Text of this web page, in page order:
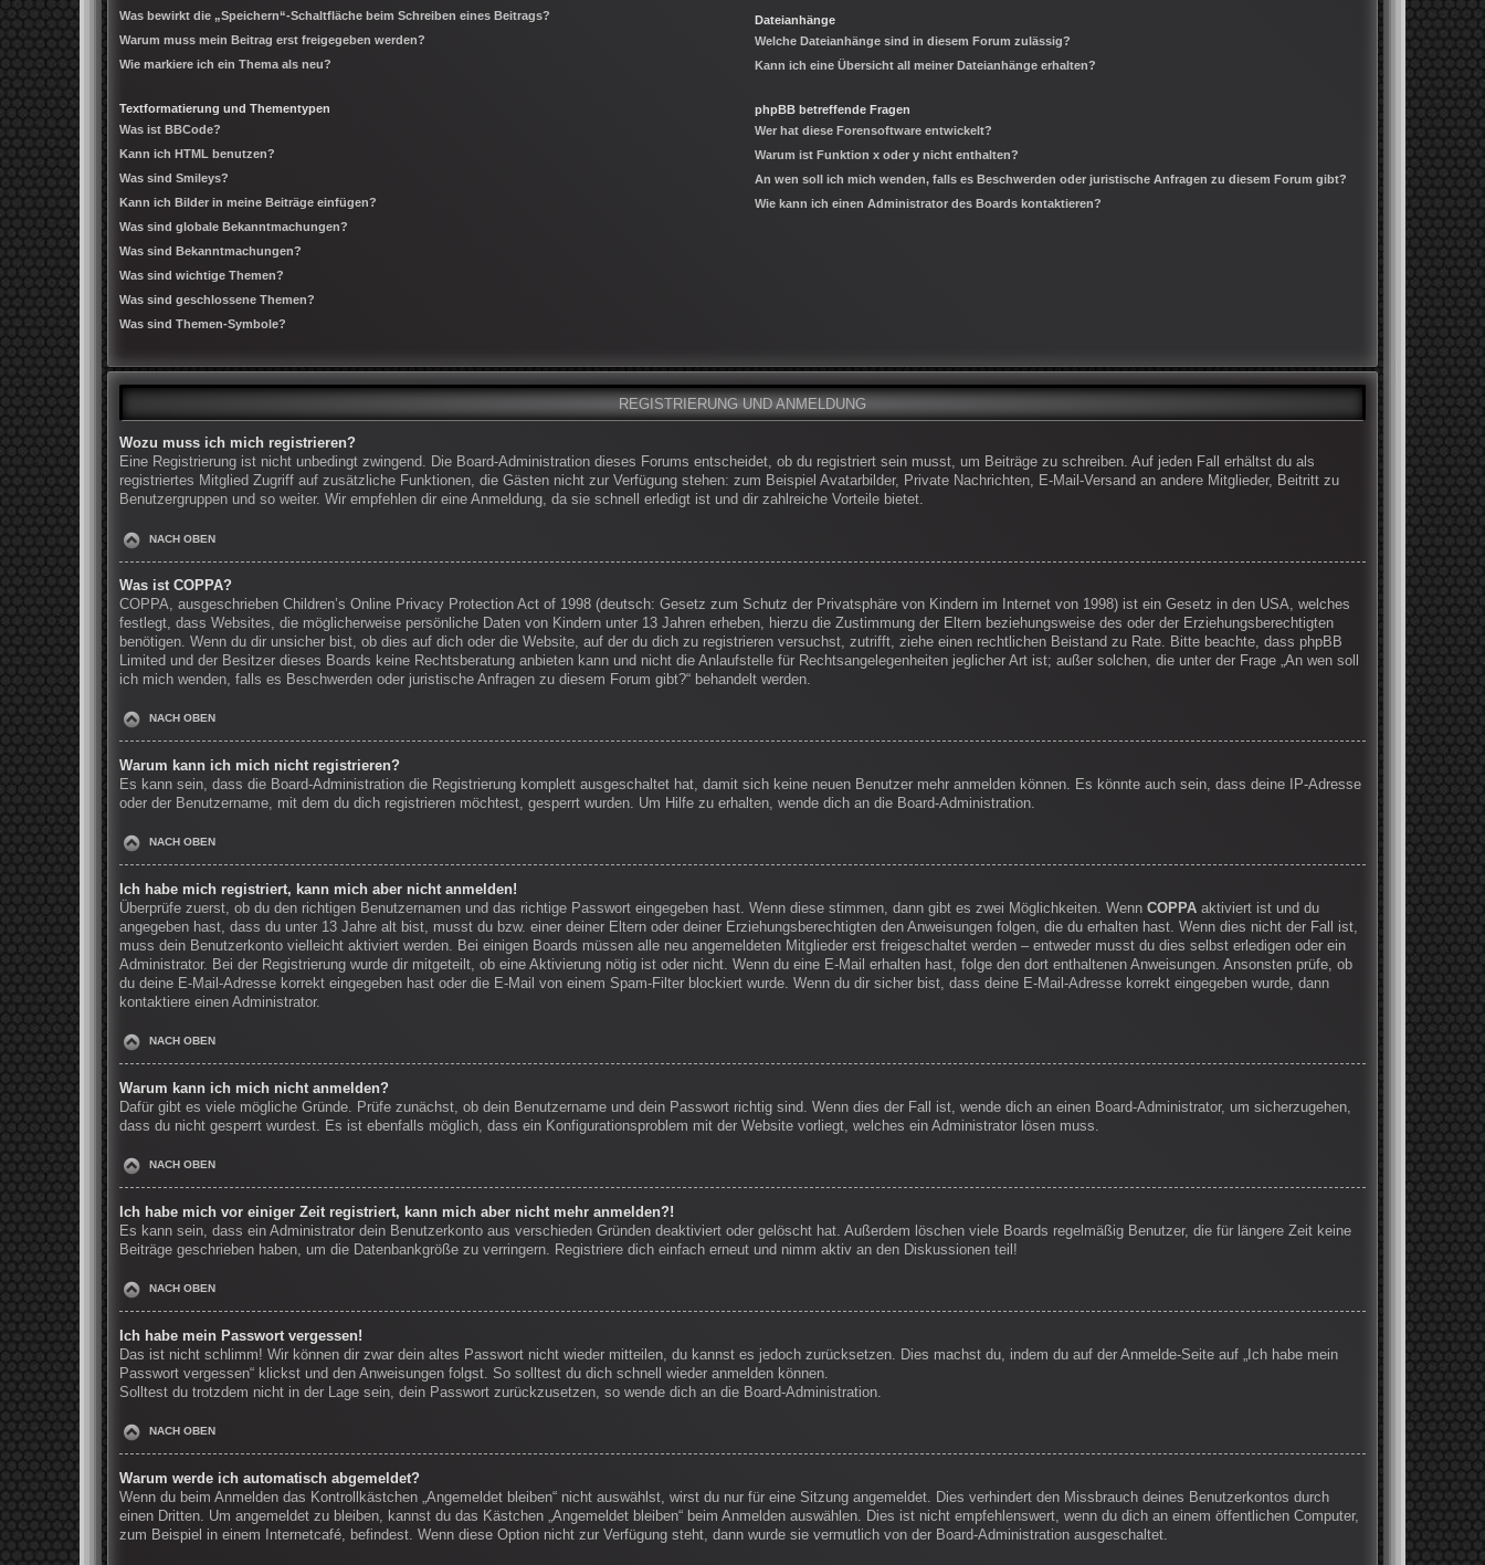
Was bewirkt die „Speichern“-Schaltfläche beim Schreiben eines Beitrags?
Warum muss mein Beitrag erst freigegeben werden?
Wie markiere ich ein Thema als neu?
Textformatierung und Thementypen
Was ist BBCode?
Kann ich HTML benutzen?
Was sind Smileys?
Kann ich Bilder in meine Beiträge einfügen?
Was sind globale Bekanntmachungen?
Was sind Bekanntmachungen?
Was sind wichtige Themen?
Was sind geschlossene Themen?
Was sind Themen-Symbole?
Dateianhänge
Welche Dateianhänge sind in diesem Forum zulässig?
Kann ich eine Übersicht all meiner Dateianhänge erhalten?
phpBB betreffende Fragen
Wer hat diese Forensoftware entwickelt?
Warum ist Funktion x oder y nicht enthalten?
An wen soll ich mich wenden, falls es Beschwerden oder juristische Anfragen zu diesem Forum gibt?
Wie kann ich einen Administrator des Boards kontaktieren?
REGISTRIERUNG UND ANMELDUNG
Wozu muss ich mich registrieren?
Eine Registrierung ist nicht unbedingt zwingend. Die Board-Administration dieses Forums entscheidet, ob du registriert sein musst, um Beiträge zu schreiben. Auf jeden Fall erhältst du als
registriertes Mitglied Zugriff auf zusätzliche Funktionen, die Gästen nicht zur Verfügung stehen: zum Beispiel Avatarbilder, Private Nachrichten, E-Mail-Versand an andere Mitglieder, Beitritt zu
Benutzergruppen und so weiter. Wir empfehlen dir eine Anmeldung, da sie schnell erledigt ist und dir zahlreiche Vorteile bietet.
NACH OBEN
Was ist COPPA?
COPPA, ausgeschrieben Children’s Online Privacy Protection Act of 1998 (deutsch: Gesetz zum Schutz der Privatsphäre von Kindern im Internet von 1998) ist ein Gesetz in den USA, welches
festlegt, dass Websites, die möglicherweise persönliche Daten von Kindern unter 13 Jahren erheben, hierzu die Zustimmung der Eltern beziehungsweise des oder der Erziehungsberechtigten
benötigen. Wenn du dir unsicher bist, ob dies auf dich oder die Website, auf der du dich zu registrieren versuchst, zutrifft, ziehe einen rechtlichen Beistand zu Rate. Bitte beachte, dass phpBB
Limited und der Besitzer dieses Boards keine Rechtsberatung anbieten kann und nicht die Anlaufstelle für Rechtsangelegenheiten jeglicher Art ist; außer solchen, die unter der Frage „An wen soll
ich mich wenden, falls es Beschwerden oder juristische Anfragen zu diesem Forum gibt?“ behandelt werden.
NACH OBEN
Warum kann ich mich nicht registrieren?
Es kann sein, dass die Board-Administration die Registrierung komplett ausgeschaltet hat, damit sich keine neuen Benutzer mehr anmelden können. Es könnte auch sein, dass deine IP-Adresse
oder der Benutzername, mit dem du dich registrieren möchtest, gesperrt wurden. Um Hilfe zu erhalten, wende dich an die Board-Administration.
NACH OBEN
Ich habe mich registriert, kann mich aber nicht anmelden!
Überprüfe zuerst, ob du den richtigen Benutzernamen und das richtige Passwort eingegeben hast. Wenn diese stimmen, dann gibt es zwei Möglichkeiten. Wenn COPPA aktiviert ist und du
angegeben hast, dass du unter 13 Jahre alt bist, musst du bzw. einer deiner Eltern oder deiner Erziehungsberechtigten den Anweisungen folgen, die du erhalten hast. Wenn dies nicht der Fall ist,
muss dein Benutzerkonto vielleicht aktiviert werden. Bei einigen Boards müssen alle neu angemeldeten Mitglieder erst freigeschaltet werden – entweder musst du dies selbst erledigen oder ein
Administrator. Bei der Registrierung wurde dir mitgeteilt, ob eine Aktivierung nötig ist oder nicht. Wenn du eine E-Mail erhalten hast, folge den dort enthaltenen Anweisungen. Ansonsten prüfe, ob
du deine E-Mail-Adresse korrekt eingegeben hast oder die E-Mail von einem Spam-Filter blockiert wurde. Wenn du dir sicher bist, dass deine E-Mail-Adresse korrekt eingegeben wurde, dann
kontaktiere einen Administrator.
NACH OBEN
Warum kann ich mich nicht anmelden?
Dafür gibt es viele mögliche Gründe. Prüfe zunächst, ob dein Benutzername und dein Passwort richtig sind. Wenn dies der Fall ist, wende dich an einen Board-Administrator, um sicherzugehen,
dass du nicht gesperrt wurdest. Es ist ebenfalls möglich, dass ein Konfigurationsproblem mit der Website vorliegt, welches ein Administrator lösen muss.
NACH OBEN
Ich habe mich vor einiger Zeit registriert, kann mich aber nicht mehr anmelden?!
Es kann sein, dass ein Administrator dein Benutzerkonto aus verschieden Gründen deaktiviert oder gelöscht hat. Außerdem löschen viele Boards regelmäßig Benutzer, die für längere Zeit keine
Beiträge geschrieben haben, um die Datenbankgröße zu verringern. Registriere dich einfach erneut und nimm aktiv an den Diskussionen teil!
NACH OBEN
Ich habe mein Passwort vergessen!
Das ist nicht schlimm! Wir können dir zwar dein altes Passwort nicht wieder mitteilen, du kannst es jedoch zurücksetzen. Dies machst du, indem du auf der Anmelde-Seite auf „Ich habe mein
Passwort vergessen“ klickst und den Anweisungen folgst. So solltest du dich schnell wieder anmelden können.
Solltest du trotzdem nicht in der Lage sein, dein Passwort zurückzusetzen, so wende dich an die Board-Administration.
NACH OBEN
Warum werde ich automatisch abgemeldet?
Wenn du beim Anmelden das Kontrollkästchen „Angemeldet bleiben“ nicht auswählst, wirst du nur für eine Sitzung angemeldet. Dies verhindert den Missbrauch deines Benutzerkontos durch
einen Dritten. Um angemeldet zu bleiben, kannst du das Kästchen „Angemeldet bleiben“ beim Anmelden auswählen. Dies ist nicht empfehlenswert, wenn du dich an einem öffentlichen Computer,
zum Beispiel in einem Internetcafé, befindest. Wenn diese Option nicht zur Verfügung steht, dann wurde sie vermutlich von der Board-Administration ausgeschaltet.